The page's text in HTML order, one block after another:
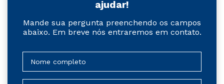
ajudar!
Mande sua pergunta preenchendo os campos
abaixo. Em breve nós entraremos em contato.